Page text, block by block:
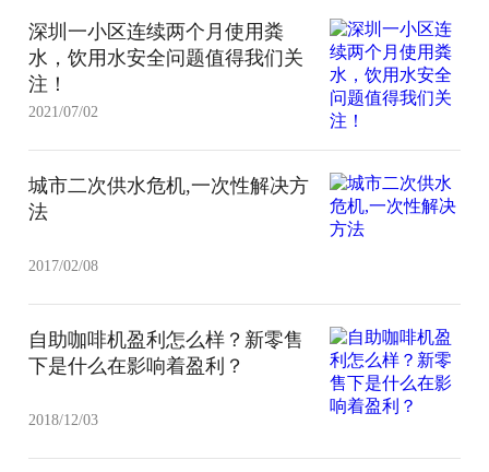
深圳一小区连续两个月使用粪
水，饮用水安全问题值得我们关
注！
2021/07/02
城市二次供水危机,一次性解决方
法
2017/02/08
自助咖啡机盈利怎么样？新零售
下是什么在影响着盈利？
2018/12/03